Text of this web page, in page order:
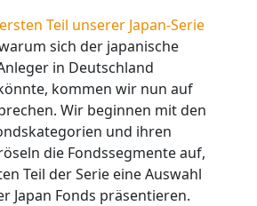
Teil unserer Japan-Serie
sich der japanische
in Deutschland
kommen wir nun auf
Wir beginnen mit den
und ihren
die Fondssegmente auf,
Teil der Serie eine Auswahl
Japan Fonds präsentieren.